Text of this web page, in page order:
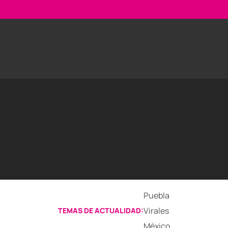
TEMAS DE ACTUALIDAD:
Puebla
Virales
México